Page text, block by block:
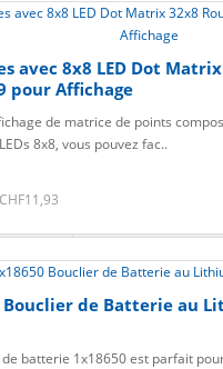
avec 8x8 LED Dot
pour Affichage
de matrice de points
8x8, vous pouvez fac..
Bouclier de Batterie au
batterie 1x18650 est parfait